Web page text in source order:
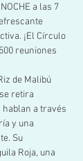
a las 7
¡El Círculo
reuniones
de Malibú
retira
a través
y una
Su
Roja, una